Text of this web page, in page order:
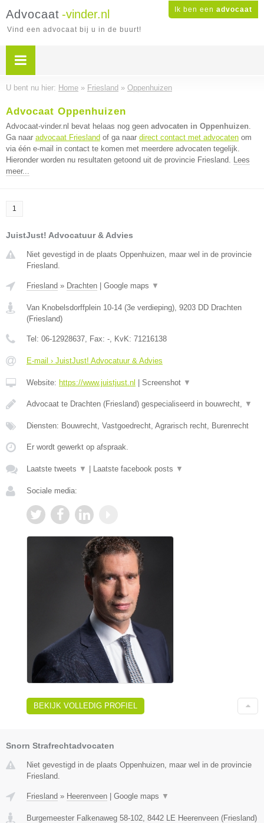
Ik ben een advocaat
Advocaat -vinder.nl
Vind een advocaat bij u in de buurt!
U bent nu hier: Home » Friesland » Oppenhuizen
Advocaat Oppenhuizen
Advocaat-vinder.nl bevat helaas nog geen advocaten in Oppenhuizen.
Ga naar advocaat Friesland of ga naar direct contact met advocaten om
via één e-mail in contact te komen met meerdere advocaten tegelijk.
Hieronder worden nu resultaten getoond uit de provincie Friesland. Lees
meer...
1
JuistJust! Advocatuur & Advies
Niet gevestigd in de plaats Oppenhuizen, maar wel in de provincie
Friesland.
Friesland » Drachten Google maps ▼
Van Knobelsdorffplein 10-14 (3e verdieping), 9203 DD Drachten
(Friesland)
Tel: 06-12928637, Fax: -, KvK: 71216138
E-mail › JuistJust! Advocatuur & Advies
Website: https://www.juistjust.nl Screenshot ▼
Advocaat te Drachten (Friesland) gespecialiseerd in bouwrecht, ▼
Diensten: Bouwrecht, Vastgoedrecht, Agrarisch recht, Burenrecht
Er wordt gewerkt op afspraak.
Laatste tweets ▼ Laatste facebook posts ▼
Sociale media:
BEKIJK VOLLEDIG PROFIEL
Snorn Strafrechtadvocaten
Niet gevestigd in de plaats Oppenhuizen, maar wel in de provincie
Friesland.
Friesland » Heerenveen Google maps ▼
Burgemeester Falkenaweg 58-102, 8442 LE Heerenveen (Friesland)